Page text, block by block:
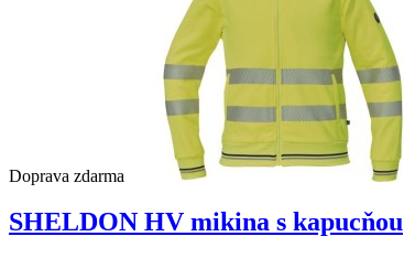
Doprava zdarma
SHELDON HV mikina s kapucňou